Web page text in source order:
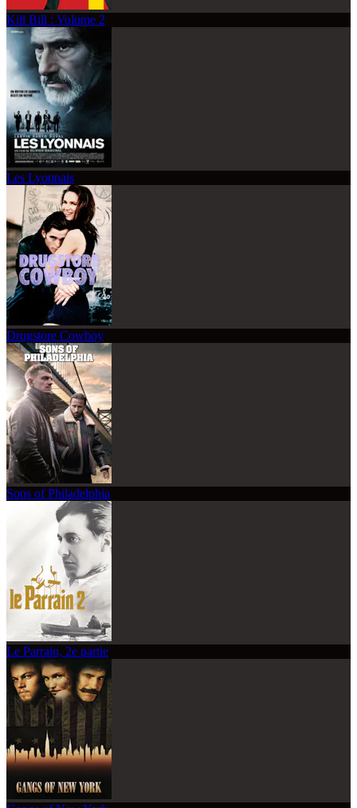
Kill Bill : Volume 2
Les Lyonnais
Drugstore Cowboy
Sons of Philadelphia
Le Parrain, 2e partie